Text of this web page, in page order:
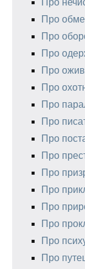
Про
Про
Про
Про
Про
Про
Про
Про
Про
Про
Про
Про
Про
Про
Про
Про